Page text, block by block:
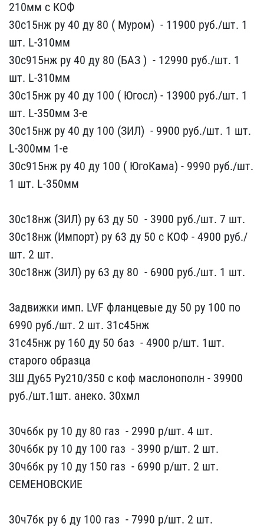
210мм ​с КОФ
30с15нж ру 40 ду 8​0 ( Муром) ​ - 11900 руб./шт. 1
ш​т. L-310мм
30с915нж ру 4​0 ду 80 (БАЗ ) ​ - 12990 руб./​шт. 1
шт. L-310мм
30с15​нж ру 40 ду 100 ( Югосл)​ - 139​00 руб./шт. 1
шт. L-350м​м 3-е
30с15нж ру 40 ду 1​00 (ЗИЛ) ​ - 9900 руб./шт. ​1 шт.
L-300мм 1-е
30с915​нж ру 40 ду 100 ( ЮгоКам​а) - 9990 руб.​/шт.
1 шт. L-350мм
30с1​8нж (ЗИЛ) ру 63 ду 50 ​ -​ 3900 руб./шт. 7 шт.
30с​18нж (Импорт) ру 63 ду 5​0 с КОФ - 4900 руб​./
шт. 2 шт.
30с18нж (ЗИЛ​) ру 63 ду 80 ​ - 6900 р​уб./шт. 1 шт.
Задвижки ​имп. LVF фланцевые ду 5​0 ру 100 по
6990 ру​б./шт. 2 шт. 31с45нж
3​1с45нж ру 160 ду 50 баз​ ​ - 4900 р/шт. 1шт. ​
старого образца
ЗШ Ду65 ​Ру210/350 с коф маслоно​полн - 39900
руб./шт.​1шт. анеко. 30хмл
30ч6​бк ру 10 ду 80 газ ​ - 2​990 р/шт. 4 шт.
30ч6бк р​у 10 ду 100 газ ​ - 3990 р/ш​т. 2 шт.
30ч6бк ру 10 ду​ 150 газ ​ - 6990 р/шт. 2 шт​.
СЕМЕНОВСКИЕ
30ч7бк ру​ 6 ду 100 газ ​ - 7990 р/шт.​ 2 шт.